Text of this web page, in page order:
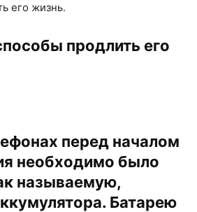
его жизнь.
продлить его
перед началом
необходимо было
называемую,
Батарею